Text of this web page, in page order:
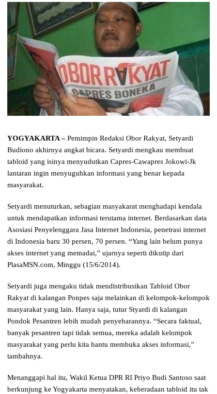
YOGYAKARTA – Pemimpin Redaksi Obor Rakyat, Setyardi
Budiono akhirnya angkat bicara. Setyardi mengkau membuat
tabloid yang isinya menyudutkan Capres-Cawapres Jokowi-Jk
lantaran ingin menyuguhkan informasi yang benar kepada
masyarakat.
Setyardi menuturkan, sebagian masyakarat menghadapi kendala
untuk mendapatkan informasi terutama internet. Berdasarkan data
Asosiasi Penyelenggara Jasa Internet Indonesia, penetrasi internet
di Indonesia baru 30 persen, 70 persen. “Yang lain belum punya
akses internet yang memadai,” ujarnya seperti dikutip dari
PlasaMSN.com, Minggu (15/6/2014).
Setyardi juga mengaku tidak mendistribusikan Tabloid Obor
Rakyat di kalangan Ponpes saja melainkan di kelompok-kelompok
masyarakat yang lain. Hanya saja, tutur Styardi di kalangan
Pondok Pesantren lebih mudah penyebarannya. “Secara faktual,
banyak pesantren tapi tidak semua, mereka adalah kelompok
masyarakat yang perlu kita bantu membuka akses informasi,”
tambahnya.
Menanggapi hal itu, Wakil Ketua DPR RI Priyo Budi Santoso saat
berkunjung ke Yogyakarta menyatakan, keberadaan tabloid itu tak